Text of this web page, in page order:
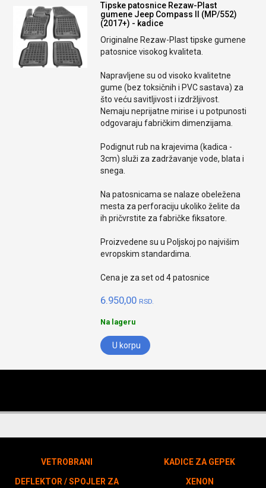
Tipske patosnice Rezaw-Plast
gumene Jeep Compass II (MP/552)
(2017+) - kadice
Originalne Rezaw-Plast tipske gumene
patosnice visokog kvaliteta.
Napravljene su od visoko kvalitetne
gume (bez toksičnih i PVC sastava) za
što veću savitljivost i izdržljivost.
Nemaju neprijatne mirise i u potpunosti
odgovaraju fabričkim dimenzijama.
Podignut rub na krajevima (kadica -
3cm) služi za zadržavanje vode, blata i
snega.
Na patosnicama se nalaze obeležena
mesta za perforaciju ukoliko želite da
ih pričvrstite za fabričke fiksatore.
Proizvedene su u Poljskoj po najvišim
evropskim standardima.
Cena je za set od 4 patosnice
6.950,00 RSD.
Na lageru
U korpu
VETROBRANI
DEFLEKTOR / SPOJLER ZA
KADICE ZA GEPEK
XENON